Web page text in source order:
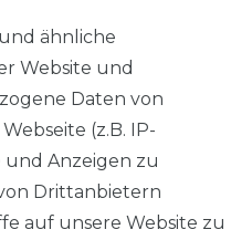
Fit - Herren
Business Hemd
ähnliche
Website und
Daten von
(z.B. IP-
und Anzeigen zu
Drittanbietern
auf unsere Website zu